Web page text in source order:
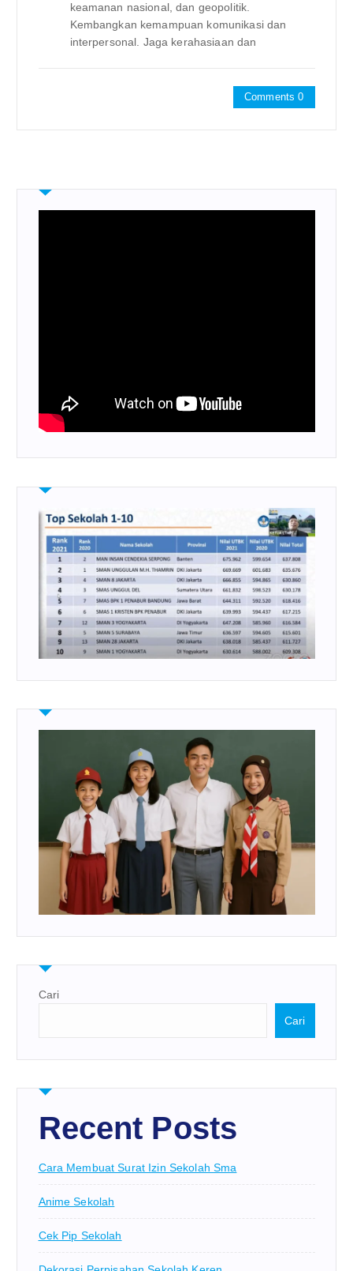
keamanan nasional, dan geopolitik.
Kembangkan kemampuan komunikasi dan
interpersonal. Jaga kerahasiaan dan
Comments 0
Cari
Cari
Recent Posts
Cara Membuat Surat Izin Sekolah Sma
Anime Sekolah
Cek Pip Sekolah